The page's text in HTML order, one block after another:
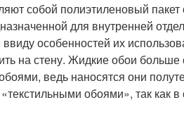
собой полиэтиленовый
для внутренней
особенностей их
на стену. Жидкие обои
ведь наносятся они
обоями», так как